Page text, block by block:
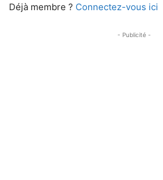
Déjà membre ? Connectez-vous ici
- Publicité -